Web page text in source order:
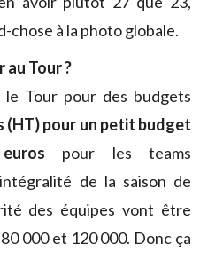
chose à la photo globale.
au Tour ?
Tour pour des budgets
(HT) pour un petit budget
pour les teams
de la saison de
des équipes vont être
000 et 120 000. Donc ça